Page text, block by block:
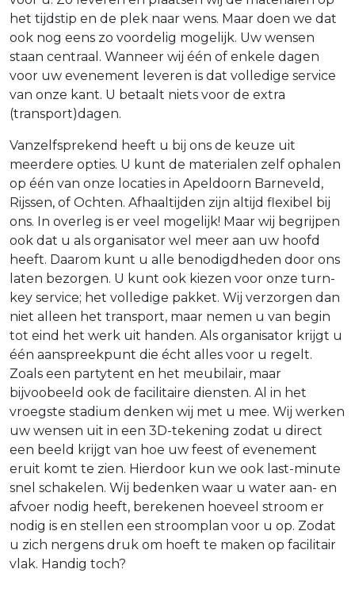
het tijdstip en de plek naar wens. Maar doen we dat
ook nog eens zo voordelig mogelijk. Uw wensen
staan centraal. Wanneer wij één of enkele dagen
voor uw evenement leveren is dat volledige service
van onze kant. U betaalt niets voor de extra
(transport)dagen.
Vanzelfsprekend heeft u bij ons de keuze uit
meerdere opties. U kunt de materialen zelf ophalen
op één van onze locaties in Apeldoorn Barneveld,
Rijssen, of Ochten. Afhaaltijden zijn altijd flexibel bij
ons. In overleg is er veel mogelijk! Maar wij begrijpen
ook dat u als organisator wel meer aan uw hoofd
heeft. Daarom kunt u alle benodigdheden door ons
laten bezorgen. U kunt ook kiezen voor onze turn-
key service; het volledige pakket. Wij verzorgen dan
niet alleen het transport, maar nemen u van begin
tot eind het werk uit handen. Als organisator krijgt u
één aanspreekpunt die écht alles voor u regelt.
Zoals een partytent en het meubilair, maar
bijvoobeeld ook de facilitaire diensten. Al in het
vroegste stadium denken wij met u mee. Wij werken
uw wensen uit in een 3D-tekening zodat u direct
een beeld krijgt van hoe uw feest of evenement
eruit komt te zien. Hierdoor kun we ook last-minute
snel schakelen. Wij bedenken waar u water aan- en
afvoer nodig heeft, berekenen hoeveel stroom er
nodig is en stellen een stroomplan voor u op. Zodat
u zich nergens druk om hoeft te maken op facilitair
vlak. Handig toch?